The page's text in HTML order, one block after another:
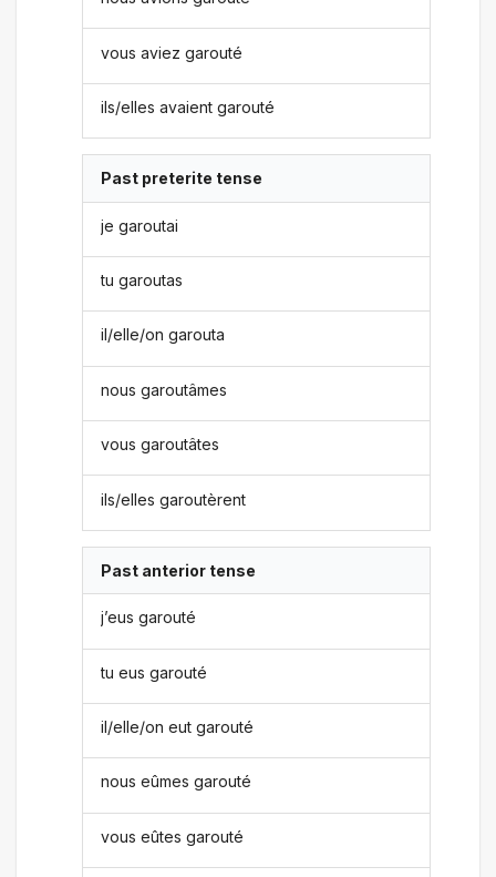
vous aviez garouté
ils/elles avaient garouté
Past preterite tense
je garoutai
tu garoutas
il/elle/on garouta
nous garoutâmes
vous garoutâtes
ils/elles garoutèrent
Past anterior tense
j’eus garouté
tu eus garouté
il/elle/on eut garouté
nous eûmes garouté
vous eûtes garouté